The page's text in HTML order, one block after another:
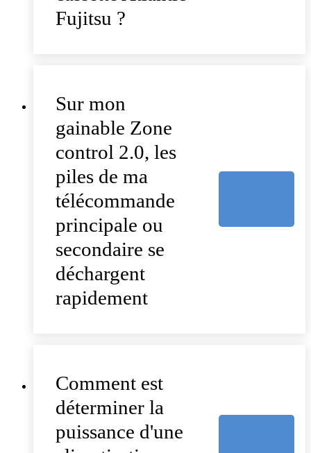
Fujitsu ?
Sur mon
gainable Zone
control 2.0, les
piles de ma
télécommande
principale ou
secondaire se
déchargent
rapidement
Comment est
déterminer la
puissance d'une